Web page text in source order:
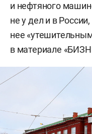
и нефтяного
не у дел и в
нее
в материале